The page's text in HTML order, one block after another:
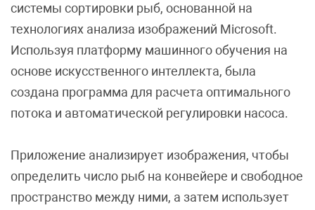
системы сортировки рыб, основанной на
технологиях анализа изображений Microsoft.
Используя платформу машинного обучения на
основе искусственного интеллекта, была
создана программа для расчета оптимального
потока и автоматической регулировки насоса.
Приложение анализирует изображения, чтобы
определить число рыб на конвейере и свободное
пространство между ними, а затем использует